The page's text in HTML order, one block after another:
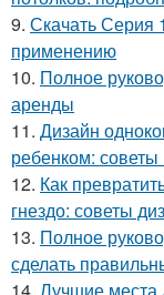
9. Скачать Серия
применению
10. Полное
аренды
11. Дизайн
ребенком: советы
12. Как
гнездо: советы
13. Полное
сделать